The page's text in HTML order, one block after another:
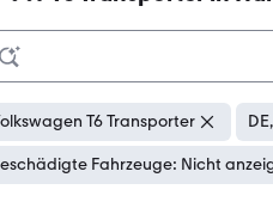
T6 Transporter
Fahrzeuge: Nicht